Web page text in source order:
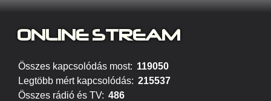
ONLINE STREAM
Összes kapcsolódás most: 119050
Legtöbb mért kapcsolódás: 215537
Összes rádió és TV: 486